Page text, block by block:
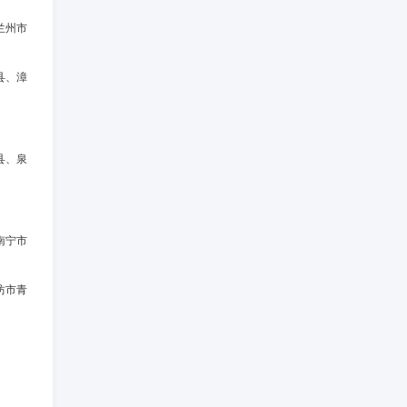
州市
、漳
、泉
宁市
市青